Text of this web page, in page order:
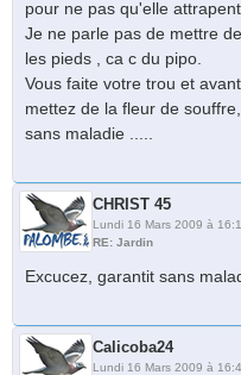
pour ne pas qu'elle
Je ne parle pas de mettre
les pieds , ca c du pipo.
Vous faite votre trou et
mettez de la fleur de
sans maladie .....
CHRIST 45
Lundi 16 Mars 2009 à
RE: Jardin
Excucez, garantit sans
Calicoba24
Lundi 16 Mars 2009 à